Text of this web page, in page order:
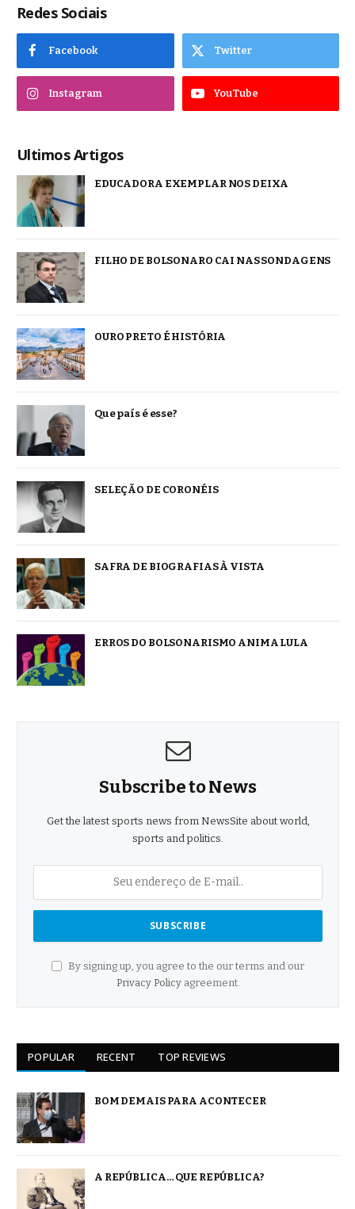
Redes Sociais
Facebook Twitter
Instagram YouTube
Ultimos Artigos
EDUCADORA EXEMPLAR NOS DEIXA
FILHO DE BOLSONARO CAI NAS SONDAGENS
OURO PRETO É HISTÓRIA
Que país é esse?
SELEÇÃO DE CORONÉIS
SAFRA DE BIOGRAFIAS À VISTA
ERROS DO BOLSONARISMO ANIMA LULA
Subscribe to News
Get the latest sports news from NewsSite about world,
sports and politics.
By signing up, you agree to the our terms and our
Privacy Policyagreement.
POPULAR RECENT TOP REVIEWS
BOM DEMAIS PARA ACONTECER
A REPÚBLICA… QUE REPÚBLICA?